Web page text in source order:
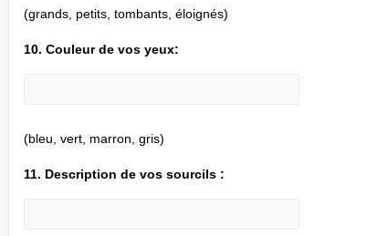
(grands, petits, tombants, éloignés)
10. Couleur de vos yeux:
(bleu, vert, marron, gris)
11. Description de vos sourcils :